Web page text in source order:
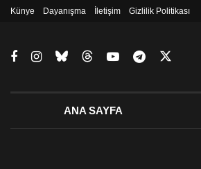
Künye Dayanışma İletişim Gizlilik Politikası
ANA SAYFA